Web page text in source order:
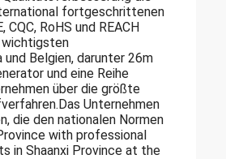
fortgeschrittenen
RoHS und REACH
wichtigsten
und Belgien, darunter 26m
und eine Reihe
über die größte
Unternehmen
die den nationalen Normen
with professional
in Shaanxi Province at the